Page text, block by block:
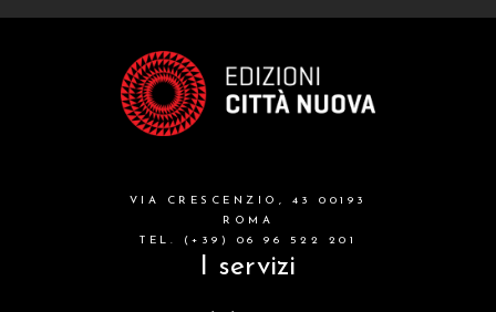
VIA CRESCENZIO, 43 00193
ROMA
TEL. (+39) 06 96 522 201
I servizi